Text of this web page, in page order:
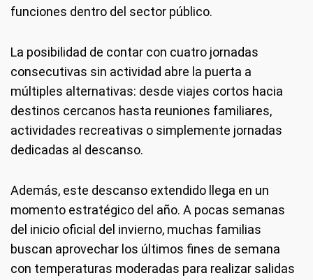
funciones dentro del sector público.
La posibilidad de contar con cuatro jornadas
consecutivas sin actividad abre la puerta a
múltiples alternativas: desde viajes cortos hacia
destinos cercanos hasta reuniones familiares,
actividades recreativas o simplemente jornadas
dedicadas al descanso.
Además, este descanso extendido llega en un
momento estratégico del año. A pocas semanas
del inicio oficial del invierno, muchas familias
buscan aprovechar los últimos fines de semana
con temperaturas moderadas para realizar salidas